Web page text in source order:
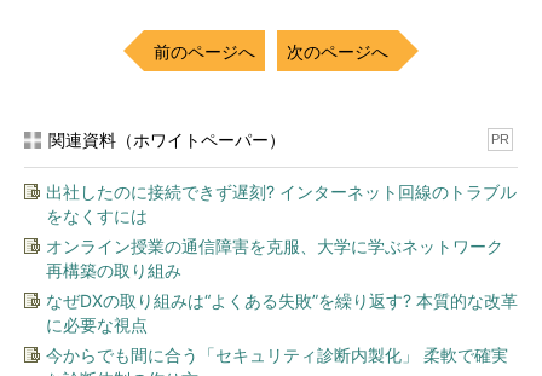
ータファイルに書き戻した後、db_archiveコマンドを実行し、退
避可能となったトランザクションログファイルを表示させていま
*** 一部省略されたコンテンツがあります。
PC版でご覧くださ
い。
データファイルとトランザクションログファイルのバックアップ
次のコマンド例では、db_archiveコマンドに-sオプションを用
い、ある時点でのデータファイルのスナップショットを取得して
います。その後は、例えば数時間置きに、リカバリ処理でのトラ
ンザクションログファイルの適用を目的に、Berkeley DBが利用
前のページへ 次のページへ
関連資料（ホワイトペーパー） PR
出社したのに接続できず遅刻? インターネット回線のトラブル
をなくすには
オンライン授業の通信障害を克服、大学に学ぶネットワーク
再構築の取り組み
なぜDXの取り組みは“よくある失敗”を繰り返す? 本質的な改革
に必要な視点
今からでも間に合う「セキュリティ診断内製化」 柔軟で確実